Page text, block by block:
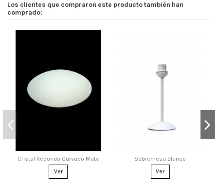
Los clientes que compraron este producto también han
comprado:
Cristal Redondo Curvado Mate
Ver
Sobremesa Blanco
Ver